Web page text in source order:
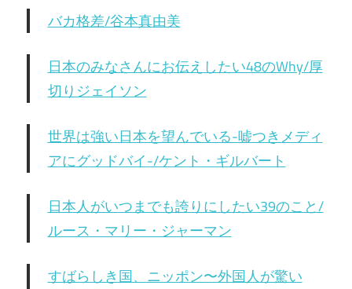
バカ格差/谷本真由美
日本のみなさんにお伝えしたい48のWhy/厚
切りジェイソン
世界は強い日本を望んでいる-嘘つきメディ
アにグッドバイ-/ケント・ギルバート
日本人がいつまでも誇りにしたい39のこと/
ルース・マリー・ジャーマン
すばらしき国、ニッポン〜外国人が驚い